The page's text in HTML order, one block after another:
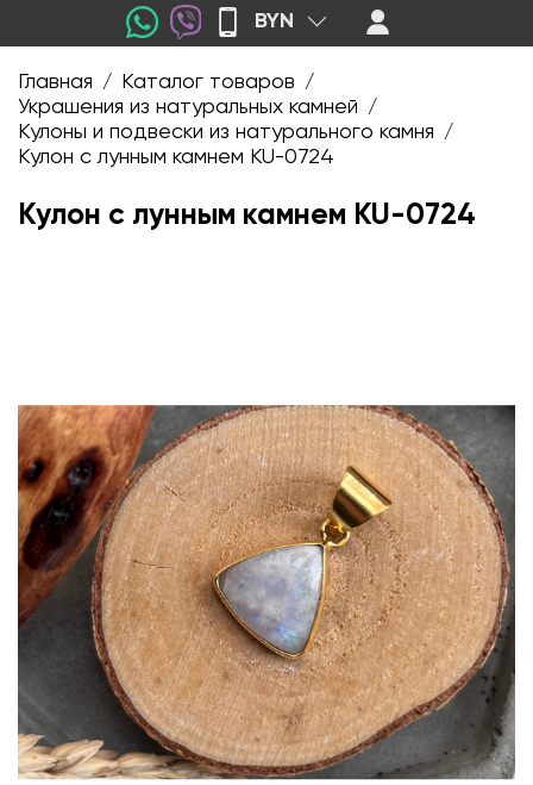
BYN
Главная / Каталог товаров /
Украшения из натуральных камней /
Кулоны и подвески из натурального камня /
Кулон с лунным камнем KU-0724
Кулон с лунным камнем KU-0724